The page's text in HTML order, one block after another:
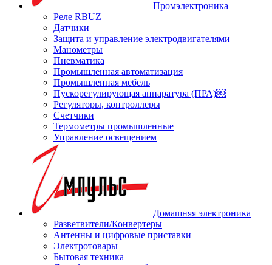
Промэлектроника
Реле RBUZ
Датчики
Защита и управление электродвигателями
Манометры
Пневматика
Промышленная автоматизация
Промышленная мебель
Пускорегулирующая аппаратура (ПРА)￼
Регуляторы, контроллеры
Счетчики
Термометры промышленные
Управление освещением
Домашняя электроника
Разветвители/Конвертеры
Антенны и цифровые приставки
Электротовары
Бытовая техника